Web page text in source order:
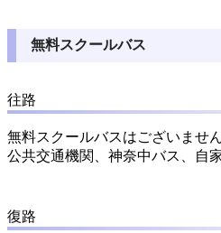
無料スクールバス
往路
無料スクールバスはございません
公共交通機関、神奈中バス、自
復路